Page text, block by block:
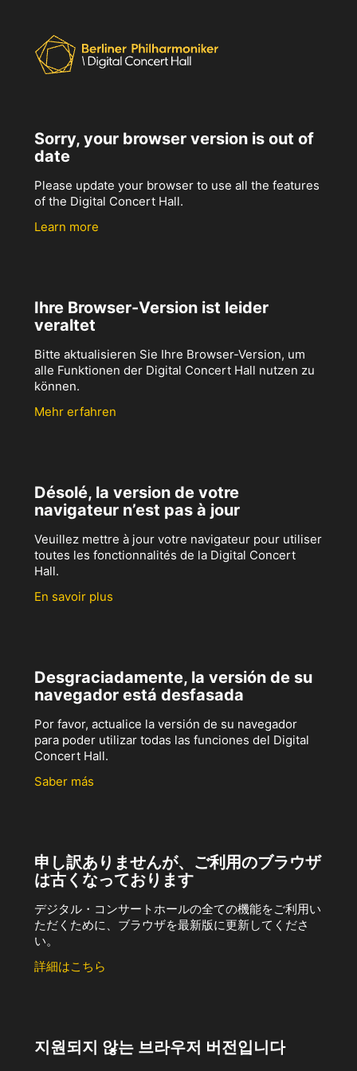
Sorry, your browser version is out of
date
Please update your browser to use all the features
of the Digital Concert Hall.
Learn more
Ihre Browser-Version ist leider
veraltet
Bitte aktualisieren Sie Ihre Browser-Version, um
alle Funktionen der Digital Concert Hall nutzen zu
können.
Mehr erfahren
Désolé, la version de votre
navigateur n’est pas à jour
Veuillez mettre à jour votre navigateur pour utiliser
toutes les fonctionnalités de la Digital Concert
Hall.
En savoir plus
Desgraciadamente, la versión de su
navegador está desfasada
Por favor, actualice la versión de su navegador
para poder utilizar todas las funciones del Digital
Concert Hall.
Saber más
申し訳ありませんが、ご利用のブラウザ
は古くなっております
デジタル・コンサートホールの全ての機能をご利用い
ただくために、ブラウザを最新版に更新してくださ
い。
詳細はこちら
지원되지 않는 브라우저 버전입니다